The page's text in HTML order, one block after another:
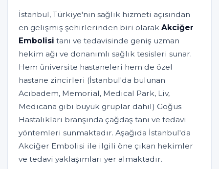
İstanbul, Türkiye'nin sağlık hizmeti açısından
en gelişmiş şehirlerinden biri olarak Akciğer
Embolisi tanı ve tedavisinde geniş uzman
hekim ağı ve donanımlı sağlık tesisleri sunar.
Hem üniversite hastaneleri hem de özel
hastane zincirleri (İstanbul'da bulunan
Acıbadem, Memorial, Medical Park, Liv,
Medicana gibi büyük gruplar dahil) Göğüs
Hastalıkları branşında çağdaş tanı ve tedavi
yöntemleri sunmaktadır. Aşağıda İstanbul'da
Akciğer Embolisi ile ilgili öne çıkan hekimler
ve tedavi yaklaşımları yer almaktadır.